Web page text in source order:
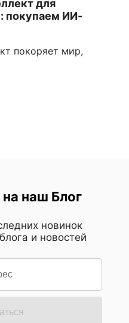
для
покупаем ИИ-
покоряет мир,
наш Блог
новинок
и новостей